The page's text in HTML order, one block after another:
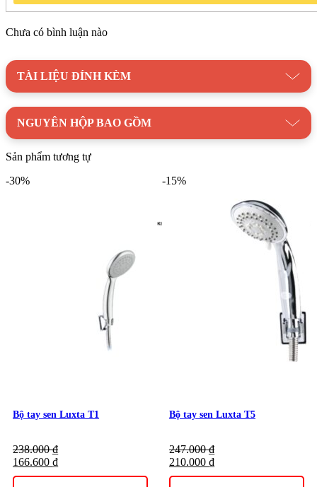
Chưa có bình luận nào
TÀI LIỆU ĐÍNH KÈM
NGUYÊN HỘP BAO GỒM
Sản phẩm tương tự
-30%
Bộ tay sen Luxta T1
238.000₫
166.600 ₫
-15%
Bộ tay sen Luxta T5
247.000₫
210.000 ₫